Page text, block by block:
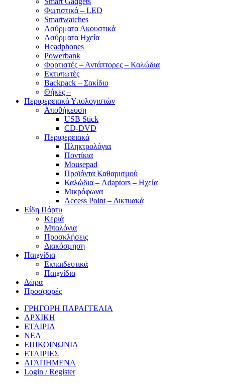
Φωτιστικά – LED
Smartwatches
Ασύρματα Ακουστικά
Ασύρματα Ηχεία
Headphones
Powerbank
Φορτιστές – Αντάπτορες – Καλώδια
Εκτυπωτές
Backpack – Σακίδιο
Θήκες –
Περιφερειακά Υπολογιστών
Αποθήκευση
USB Stick
CD-DVD
Περιφερειακά
Πληκτρολόγια
Ποντίκια
Mousepad
Προϊόντα Καθαρισμού
Καλώδια – Adaptors – Ηχεία
Μικρόφωνα
Access Point – Δικτυακά
Είδη Πάρτυ
Κεριά
Μπαλόνια
Προσκλήσεις
Διακόσμηση
Παιχνίδια
Εκπαιδευτικά
Παιχνίδια
Δώρα
Προσφορές
ΓΡΗΓΟΡΗ ΠΑΡΑΓΓΕΛΙΑ
ΑΡΧΙΚΗ
ΕΤΑΙΡΙΑ
ΝΕΑ
ΕΠΙΚΟΙΝΩΝΙΑ
ΕΤΑΙΡΙΕΣ
ΑΓΑΠΗΜΕΝΑ
Login / Register